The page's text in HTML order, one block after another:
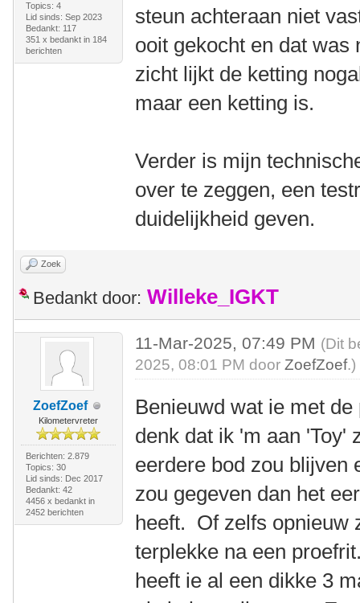
Topics: 4
Lid sinds: Sep 2023
Bedankt: 117
351 x bedankt in 184
berichten
steun achteraan niet
ooit gekocht en dat
zicht lijkt de ketting
maar een ketting is.
Verder is mijn
over te zeggen, een
duidelijkheid geven.
Zoek
Bedankt door: Willeke_IGKT
ZoefZoef
Kilometervreter
Berichten: 2.879
Topics: 30
Lid sinds: Dec 2017
Bedankt: 42
4456 x bedankt in
2452 berichten
11-Mar-2025, 07:49 PM (Dit
2025, 08:01 PM doorZoefZoef.)
Benieuwd wat ie met
denk dat ik 'm aan 'Toy'
eerdere bod zou blijven
zou gegeven dan het
heeft. Of zelfs opnieuw
terplekke na een
heeft ie al een dikke 3